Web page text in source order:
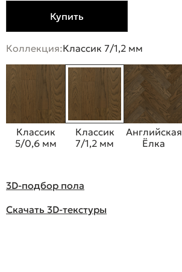
Купить
Коллекция:Классик 7/1,2 мм
Классик
5/0,6 мм
Классик
7/1,2 мм
Английская
Ёлка
3D-подбор пола
Скачать 3D-текстуры